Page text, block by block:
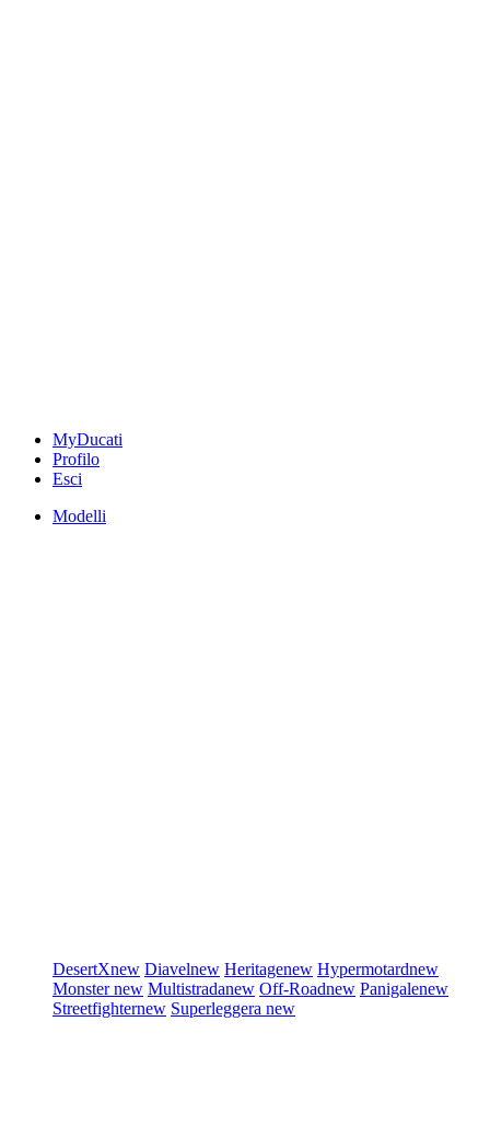
MyDucati
Profilo
Esci
Modelli
DesertXnew Diavelnew Heritagenew Hypermotardnew
Monsternew Multistradanew Off-Roadnew Panigalenew
Streetfighternew Superleggera new